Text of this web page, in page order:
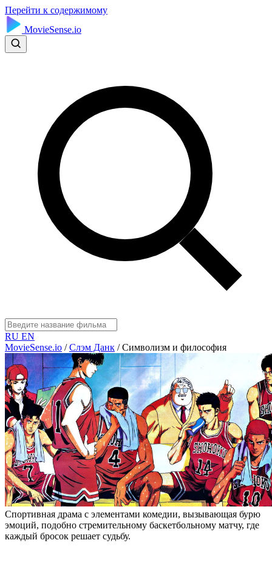
Перейти к содержимому
MovieSense.io
RU EN
MovieSense.io / Слэм Данк / Символизм и философия
Спортивная драма с элементами комедии, вызывающая бурю
эмоций, подобно стремительному баскетбольному матчу, где
каждый бросок решает судьбу.